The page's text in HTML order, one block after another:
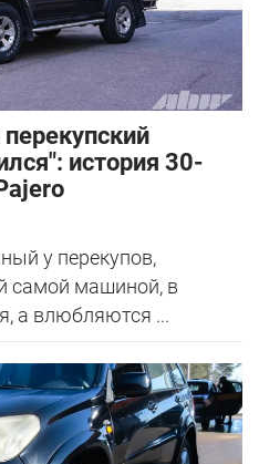
история 30-
у перекупов,
самой машиной, в
а влюбляются ...